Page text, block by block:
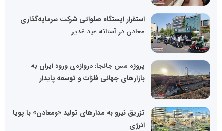
استقرار ایستگاه صلواتی شرکت سرمایه‌گذاری
معادن در آستانه عید غدیر
پروژه مس جانجا؛ دروازه‌ی ورود ایران به
بازارهای جهانی فلزات و توسعه پایدار
تزریق نیرو به مدارهای تولید «ومعادن» با پویا
انرژی